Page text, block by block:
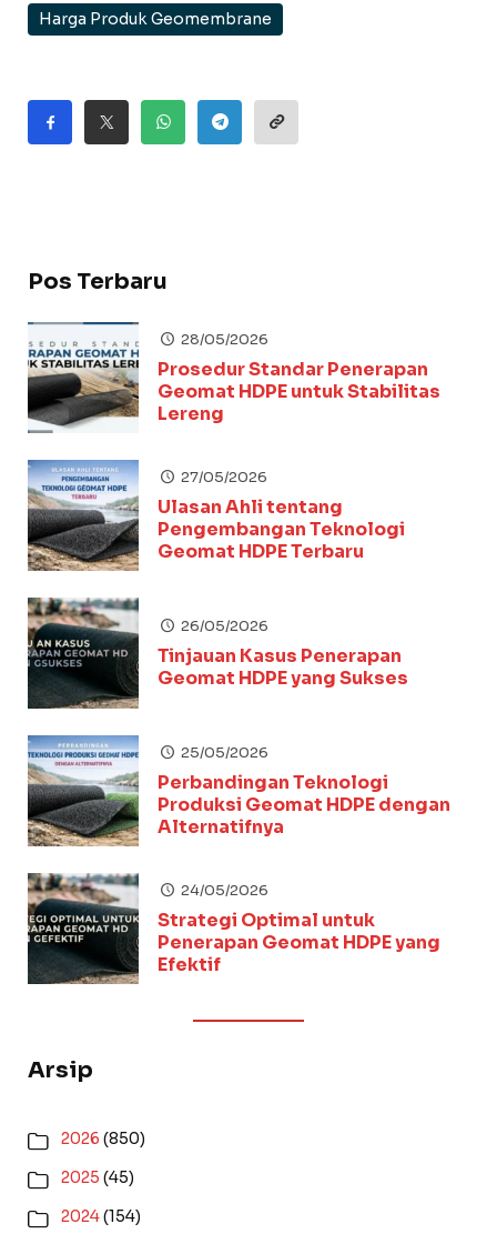
Harga Produk Geomembrane
Pos Terbaru
28/05/2026
Prosedur Standar Penerapan
Geomat HDPE untuk Stabilitas
Lereng
27/05/2026
Ulasan Ahli tentang
Pengembangan Teknologi
Geomat HDPE Terbaru
26/05/2026
Tinjauan Kasus Penerapan
Geomat HDPE yang Sukses
25/05/2026
Perbandingan Teknologi
Produksi Geomat HDPE dengan
Alternatifnya
24/05/2026
Strategi Optimal untuk
Penerapan Geomat HDPE yang
Efektif
Arsip
2026 (850)
2025 (45)
2024(154)